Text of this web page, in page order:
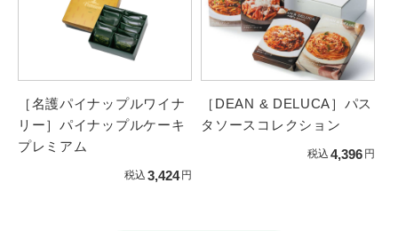
［名護パイナップルワイナ
リー］パイナップルケーキ
プレミアム
税込 3,424 円
［DEAN & DELUCA］パス
タソースコレクション
税込 4,396 円